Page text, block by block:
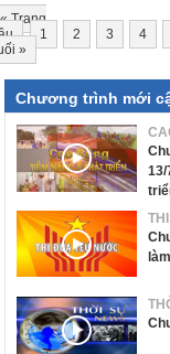
«Trang
1 2 3 4
»
Chương trình mới